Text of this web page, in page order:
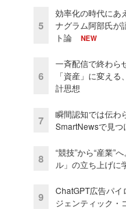
5
効率化の時代にあ
ナグラム阿部氏が
ト論
NEW
6
一斉配信で終わら
「資産」に変え
計思想
7
瞬間認知では伝わ
SmartNewsで見つ
8
“競技”から“産業”
ル」の立ち上げに
9
ChatGPT広告パ
ジェンティック・